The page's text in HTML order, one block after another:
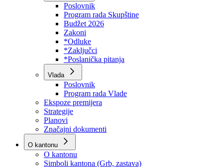
Dokumenti
Skupština
Poslovnik
Program rada Skupštine
Budžet 2026
Zakoni
*Odluke
*Zaključci
*Poslanička pitanja
Vlada
Poslovnik
Program rada Vlade
Ekspoze premijera
Strategije
Planovi
Značajni dokumenti